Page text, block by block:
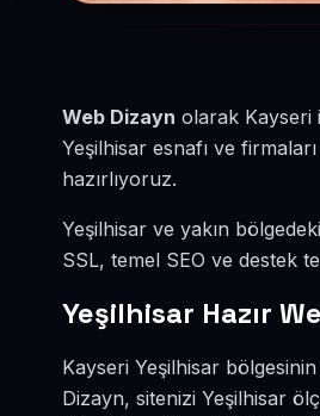
Web Dizayn olarak Kayseri
Yeşilhisar esnafı ve
hazırlıyoruz.
Yeşilhisar ve yakın
SSL, temel SEO ve destek
Yeşilhisar Hazır
Kayseri Yeşilhisar
Dizayn, sitenizi Yeşilhisar